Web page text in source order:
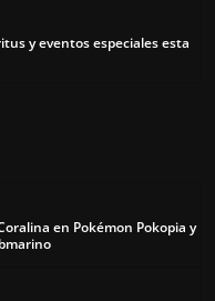
y eventos especiales esta
en Pokémon Pokopia y